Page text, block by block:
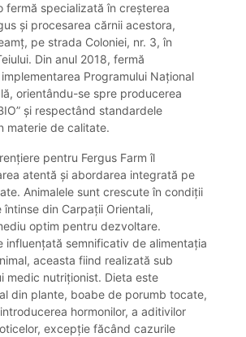
fermă specializată în creșterea
și procesarea cărnii acestora,
pe strada Coloniei, nr. 3, în
Din anul 2018, fermă
Programului Național
orientându-se spre producerea
și respectând standardele
materie de calitate.
pentru Fergus Farm îl
atentă și abordarea integrată pe
Animalele sunt crescute în condiții
întinse din Carpații Orientali,
optim pentru dezvoltare.
influențată semnificativ de alimentația
aceasta fiind realizată sub
medic nutriționist. Dieta este
din plante, boabe de porumb tocate,
hormonilor, a aditivilor
excepție făcând cazurile